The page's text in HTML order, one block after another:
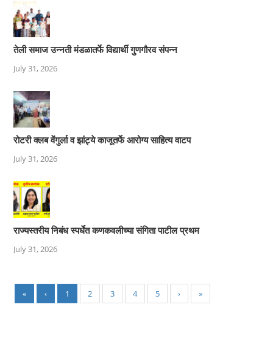
तेली समाज उन्नती मंडळातर्फे विद्यार्थी गुणगौरव संपन्न
July 31, 2026
रोटरी क्लब वेंगुर्ला व झांट्ये काजूतर्फे आरोग्य साहित्य वाटप
July 31, 2026
राज्यस्तरीय निबंध स्पर्धेत कणकवलीच्या संगिता पाटील प्रथम
July 31, 2026
« ‹ 1 2 3 4 5 › »